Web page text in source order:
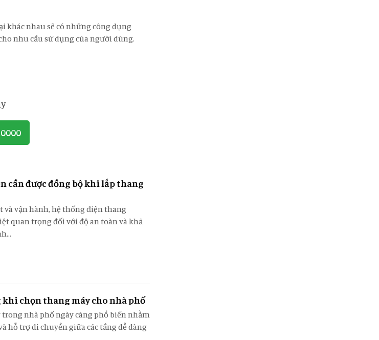
khác nhau sẽ có những công dụng
nhu cầu sử dụng của người dùng.
cần được đồng bộ khi lắp thang
và vận hành, hệ thống điện thang
quan trọng đối với độ an toàn và khả
khi chọn thang máy cho nhà phố
trong nhà phố ngày càng phổ biến nhằm
hỗ trợ di chuyển giữa các tầng dễ dàng